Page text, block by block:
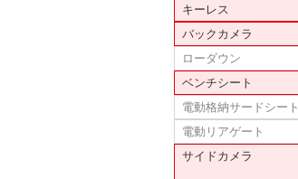
キーレス
バックカメラ
ローダウン
ベンチシート
電動格納サードシート
電動リアゲート
サイドカメラ